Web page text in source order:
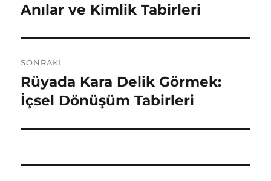
yazı:
Anılar ve Kimlik Tabirleri
SONRAKI
Sonraki
yazı:
Rüyada Kara Delik Görmek:
İçsel Dönüşüm Tabirleri